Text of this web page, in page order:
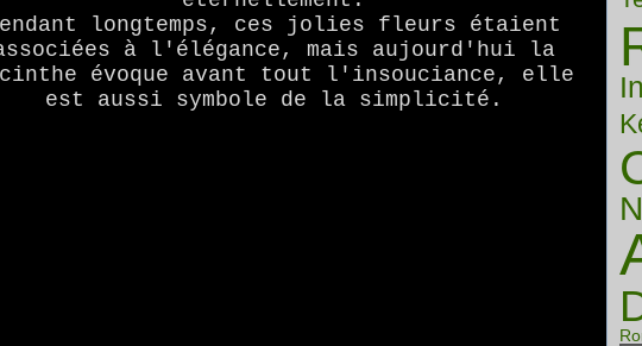
longtemps, ces jolies fleurs étaient
à l'élégance, mais aujourd'hui la
évoque avant tout l'insouciance, elle
est aussi symbole de la simplicité.